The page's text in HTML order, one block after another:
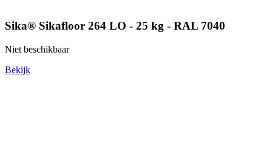
Sika® Sikafloor 264 LO - 25 kg - RAL 7040
Niet beschikbaar
Bekijk